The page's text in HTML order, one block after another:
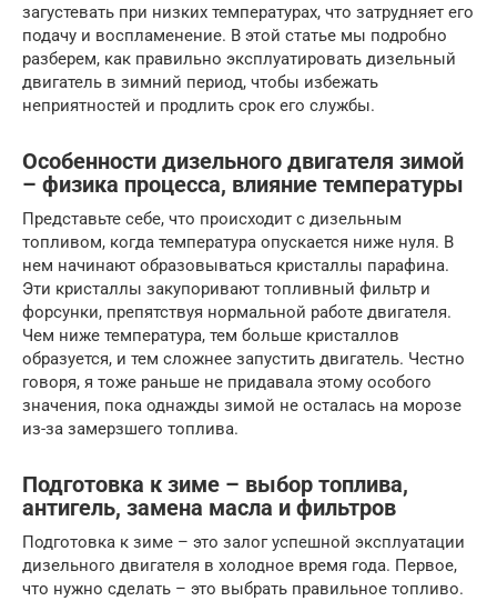
загустевать при низких температурах, что затрудняет его
подачу и воспламенение. В этой статье мы подробно
разберем, как правильно эксплуатировать дизельный
двигатель в зимний период, чтобы избежать
неприятностей и продлить срок его службы.
Особенности дизельного двигателя зимой
– физика процесса, влияние температуры
Представьте себе, что происходит с дизельным
топливом, когда температура опускается ниже нуля. В
нем начинают образовываться кристаллы парафина.
Эти кристаллы закупоривают топливный фильтр и
форсунки, препятствуя нормальной работе двигателя.
Чем ниже температура, тем больше кристаллов
образуется, и тем сложнее запустить двигатель. Честно
говоря, я тоже раньше не придавала этому особого
значения, пока однажды зимой не осталась на морозе
из-за замерзшего топлива.
Подготовка к зиме – выбор топлива,
антигель, замена масла и фильтров
Подготовка к зиме – это залог успешной эксплуатации
дизельного двигателя в холодное время года. Первое,
что нужно сделать – это выбрать правильное топливо.